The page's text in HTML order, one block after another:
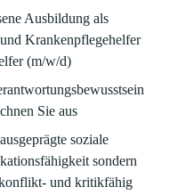
Ausbildung als
Krankenpflegehelfer
(m/w/d)
Sie aus
soziale
sondern
und kritikfähig